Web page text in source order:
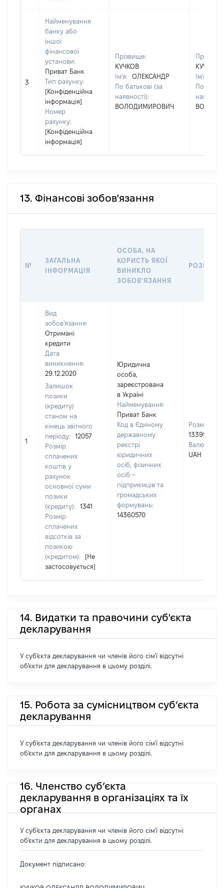
3
Найменування
банку або
іншої
фінансової
установи:
Приват Банк
Тип рахунку:
[Конфіденційна
інформація]
Номер
рахунку:
[Конфіденційна
інформація]
Прізвище:
КУЧКОВ
Ім'я:
ОЛЕКСАНДР
По батькові (за
наявності):
ВОЛОДИМИРОВИЧ
КУЧКОВ
Ім'я:
По
13. Фінансові зобов'язання
№
ЗАГАЛЬНА
ІНФОРМАЦІЯ
ОСОБА, НА
КОРИСТЬ ЯКОЇ
ВИНИКЛО
ЗОБОВ'ЯЗАННЯ
РОЗМІР
1
Вид
зобов'язання:
Отримані
кредити
Дата
виникнення:
29.12.2020
Залишок
позики
(кредиту)
станом на
кінець звітного
періоду:
12057
Розмір
сплачених
коштів у
рахунок
основної суми
позики
(кредиту):
1341
Розмір
сплачених
відсотків за
позикою
(кредитом):
[Не
застосовується]
Юридична
особа,
зареєстрована
в Україні
Найменування:
Приват Банк
Код в Єдиному
державному
реєстрі
юридичних
осіб, фізичних
осіб –
підприємців та
громадських
формувань:
14360570
Розмір:
13399
Валюта:
UAH
14. Видатки та правочини суб'єкта
декларування
У суб'єкта декларування чи членів його сім'ї відсутні
об'єкти для декларування в цьому розділі.
15. Робота за сумісництвом суб’єкта
декларування
У суб'єкта декларування чи членів його сім'ї відсутні
об'єкти для декларування в цьому розділі.
16. Членство суб’єкта
декларування в організаціях та їх
органах
У суб'єкта декларування чи членів його сім'ї відсутні
об'єкти для декларування в цьому розділі.
Документ підписано: